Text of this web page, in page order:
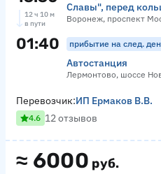
Славы", перед
Воронеж, проспект
12 ч 10 м
в пути
01:40 прибытие на след.
Автостанция
Лермонтово, шоссе
≈ 6000 руб.
Перевозчик:ИП Ермаков В.В.
4.6 12 отзывов